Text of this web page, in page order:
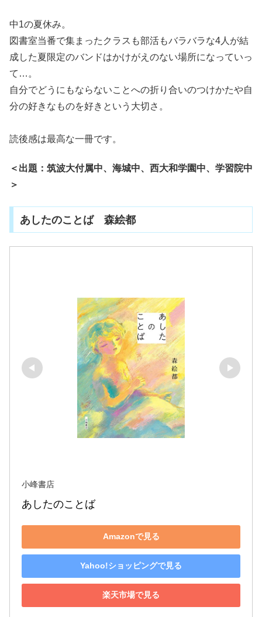
中1の夏休み。
図書室当番で集まったクラスも部活もバラバラな4人が結
成した夏限定のバンドはかけがえのない場所になっていっ
て…。
自分でどうにもならないことへの折り合いのつけかたや自
分の好きなものを好きという大切さ。
読後感は最高な一冊です。
＜出題：筑波大付属中、海城中、西大和学園中、学習院中
＞
あしたのことば 森絵都
小峰書店
あしたのことば
Amazonで見る
Yahoo!ショッピングで見る
楽天市場で見る